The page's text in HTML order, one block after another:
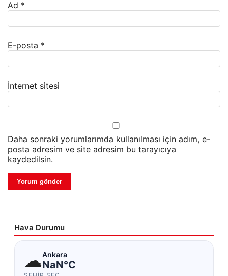
Ad *
E-posta *
İnternet sitesi
Daha sonraki yorumlarımda kullanılması için adım, e-
posta adresim ve site adresim bu tarayıcıya
kaydedilsin.
Hava Durumu
☁Ankara
NaN°C